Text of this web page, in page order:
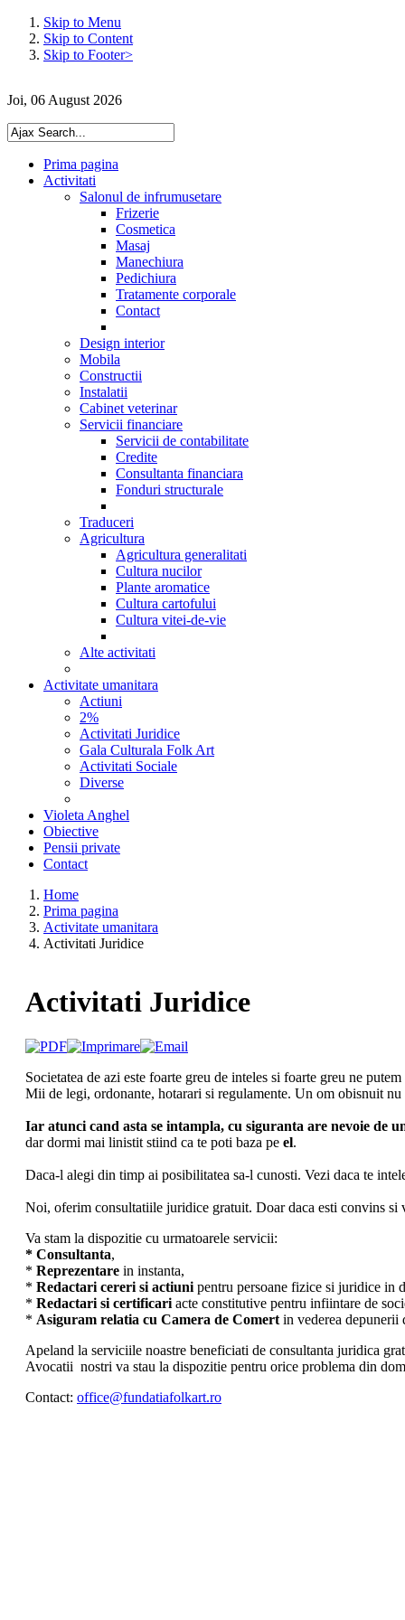
Skip to Menu
Skip to Content
Skip to Footer>
Joi, 06 August 2026
Prima pagina
Activitati
Salonul de infrumusetare
Frizerie
Cosmetica
Masaj
Manechiura
Pedichiura
Tratamente corporale
Contact
Design interior
Mobila
Constructii
Instalatii
Cabinet veterinar
Servicii financiare
Servicii de contabilitate
Credite
Consultanta financiara
Fonduri structurale
Traduceri
Agricultura
Agricultura generalitati
Cultura nucilor
Plante aromatice
Cultura cartofului
Cultura vitei-de-vie
Alte activitati
Activitate umanitara
Actiuni
2%
Activitati Juridice
Gala Culturala Folk Art
Activitati Sociale
Diverse
Violeta Anghel
Obiective
Pensii private
Contact
Home
Prima pagina
Activitate umanitara
Activitati Juridice
Activitati Juridice
Societatea de azi este foarte greu de inteles si foarte greu ne
Mii de legi, ordonante, hotarari si regulamente. Un om obisnuit nu
Iar atunci cand asta se intampla, cu siguranta are nevoie de
dar dormi mai linistit stiind ca te poti baza pe el.
Daca-l alegi din timp ai posibilitatea sa-l cunosti. Vezi daca te
Noi, oferim consultatiile juridice gratuit. Doar daca esti convins si
Va stam la dispozitie cu urmatoarele servicii:
* Consultanta,
* Reprezentare in instanta,
* Redactari cereri si actiuni pentru persoane fizice si juridice in
* Redactari si certificari acte constitutive pentru infiintare de
* Asiguram relatia cu Camera de Comert in vederea depunerii
Apeland la serviciile noastre beneficiati de consultanta juridica
Avocatii nostri va stau la dispozitie pentru orice problema din
Contact: office@fundatiafolkart.ro